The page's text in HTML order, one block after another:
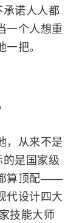
承诺人人都
一个人想重
把。
，从来不是
的是国家级
算顶配——
代设计四大
技能大师